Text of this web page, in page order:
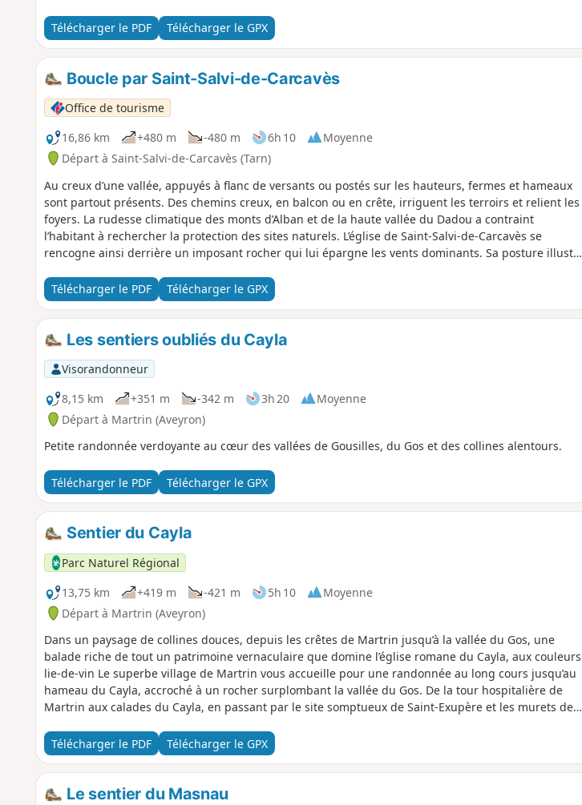
Télécharger le PDF Télécharger le GPX
Boucle par Saint-Salvi-de-Carcavès
Office de tourisme
16,86 km
+480 m -480 m 6h 10
Moyenne
Départ à Saint-Salvi-de-Carcavès (Tarn)
Au creux d’une vallée, appuyés à flanc de versants ou postés sur les hauteurs, fermes et hameaux
sont partout présents. Des chemins creux, en balcon ou en crête, irriguent les terroirs et relient les
foyers. La rudesse climatique des monts d’Alban et de la haute vallée du Dadou a contraint
l’habitant à rechercher la protection des sites naturels. L’église de Saint-Salvi-de-Carcavès se
rencogne ainsi derrière un imposant rocher qui lui épargne les vents dominants. Sa posture illustre
à 800 m d’altitude. Les maisons sont, en effet, de par leur conception et leur agencement, cousines
des logis de plus haute altitude. Pays rude pour hommes rudes, la haute vallée du Dadou dessine
un paysage sans concession où, malgré une ouverture récente aux communications de la vie «
moderne », les seconds savent encore se fondre dans le premier pour mieux l’exploiter.
Télécharger le PDF Télécharger le GPX
Les sentiers oubliés du Cayla
Visorandonneur
8,15 km
+351 m -342 m 3h 20
Moyenne
Départ à Martrin (Aveyron)
Petite randonnée verdoyante au cœur des vallées de Gousilles, du Gos et des collines alentours.
Télécharger le PDF Télécharger le GPX
Sentier du Cayla
Parc Naturel Régional
13,75 km
+419 m -421 m 5h 10
Moyenne
Départ à Martrin (Aveyron)
Dans un paysage de collines douces, depuis les crêtes de Martrin jusqu’à la vallée du Gos, une
balade riche de tout un patrimoine vernaculaire que domine l’église romane du Cayla, aux couleurs
lie-de-vin Le superbe village de Martrin vous accueille pour une randonnée au long cours jusqu’au
hameau du Cayla, accroché à un rocher surplombant la vallée du Gos. De la tour hospitalière de
Martrin aux calades du Cayla, en passant par le site somptueux de Saint-Exupère et les murets de
Télécharger le PDF
Télécharger le GPX
Le sentier du Masnau